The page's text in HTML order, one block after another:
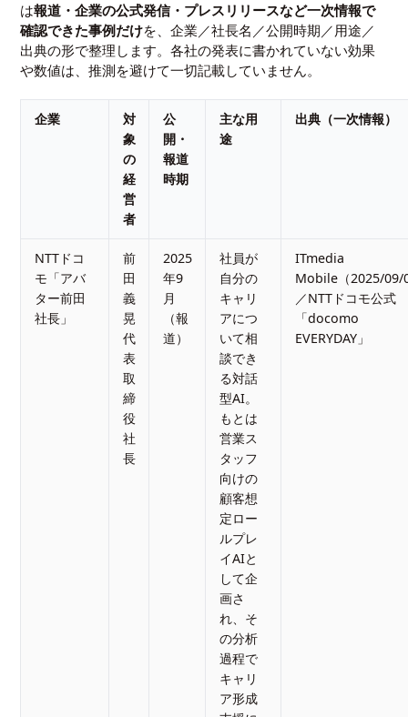
は報道・企業の公式発信・プレスリリースなど一次情報で
確認できた事例だけを、企業／社長名／公開時期／用途／
出典の形で整理します。各社の発表に書かれていない効果
や数値は、推測を避けて一切記載していません。
企業
対
象
の
経
営
者
公
開・
報道
時期
主な用
途
出典（一次情報）
NTTドコ
モ「アバ
ター前田
社長」
前
田
義
晃
代
表
取
締
役
社
長
2025
年9
月
（報
道）
社員が
自分の
キャリ
アにつ
いて相
談でき
る対話
型AI。
もとは
営業ス
タッフ
向けの
顧客想
定ロー
ルプレ
イAIと
して企
画さ
れ、そ
の分析
過程で
キャリ
ア形成
ITmedia
Mobile（2025/09/
／NTTドコモ公式
「docomo
EVERYDAY」